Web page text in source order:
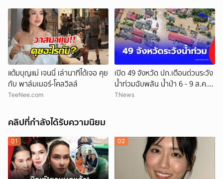
น้ำมันถูกคุมจากภายนอก สู่คำถาม
อธิปไตยเศรษฐกิจยุคใหม่
แต้มบุญแม่ เจนนี่ เล่านาทีได้เจอ คุย
กับ พาล์มเมอร์-โคลวิลล์
TeeNee.com
เปิด 49 จังหวัด ปภ.เตือนด่วนระวัง
น้ำท่วมฉับพลัน น้ำป่า 6 - 9 ส.ค.
69
TNews
คลิปที่กำลังได้รับความนิยม
01 02